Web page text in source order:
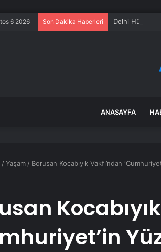
6 2026 Son Dakika Haberleri Delhi
ANASAYFA
/Yaşam / Borusan Kocabıyık Vakfı’ndan